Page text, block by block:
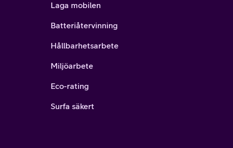
Laga mobilen
Batteriåtervinning
Hållbarhetsarbete
Miljöarbete
Eco-rating
Surfa säkert